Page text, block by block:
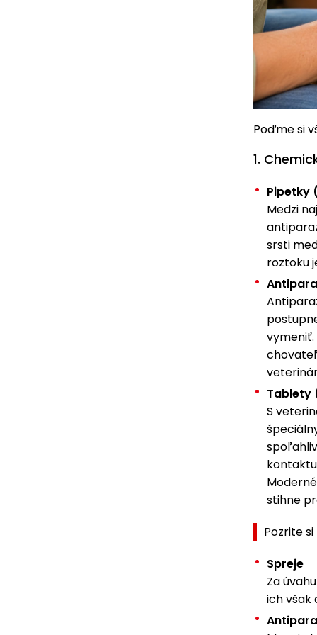
Poďme si
1.
Pipetky
Medzi
srsti
roztoku
Tablety
S
stihne
Pozrite
Spreje
Za
ich však